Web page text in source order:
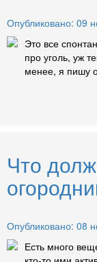
Опубликовано: 09
Это все
про уголь, уж
менее, я пишу
Что
Опубликовано: 08
Есть много